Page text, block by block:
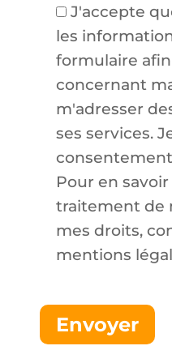
J'accepte
les
formulaire
concernant
m'adresser
ses services.
Pour en
traitement de
mes droits,
mentions